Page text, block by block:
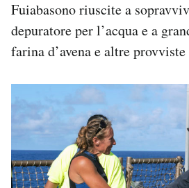
Fuiabasono riuscite a
depuratore per l’acqua e a
farina d’avena e altre provviste